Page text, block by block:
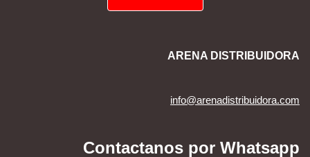
ARENA DISTRIBUIDORA
info@arenadistribuidora.com
Contactanos por Whatsapp